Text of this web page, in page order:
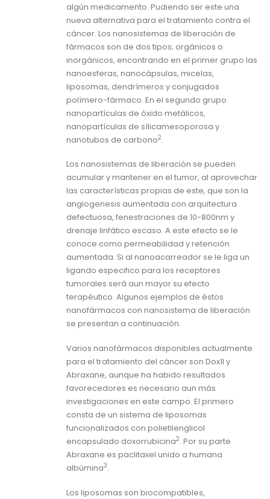
algún medicamento. Pudiendo ser este una
nueva alternativa para el tratamiento contra el
cáncer. Los nanosistemas de liberación de
fármacos son de dos tipos; orgánicos o
inorgánicos, encontrando en el primer grupo las
nanoesferas, nanocápsulas, micelas,
liposomas, dendrímeros y conjugados
polímero-fármaco. En el segundo grupo
nanopartículas de óxido metálicos,
nanopartículas de sílicamesoporosa y
nanotubos de carbono2.
Los nanosistemas de liberación se pueden
acumular y mantener en el tumor, al aprovechar
las características propias de este, que son la
angiogenesis aumentada con arquitectura
defectuosa, fenestraciones de 10-800nm y
drenaje linfático escaso. A este efecto se le
conoce como permeabilidad y retención
aumentada. Si al nanoacarreador se le liga un
ligando especifico para los receptores
tumorales será aun mayor su efecto
terapéutico. Algunos ejemplos de éstos
nanofármacos con nanosistema de liberación
se presentan a continuación.
Varios nanofármacos disponibles actualmente
para el tratamiento del cáncer son Dox1l y
Abraxane, aunque ha habido resultados
favorecedores es necesario aun más
investigaciones en este campo. El primero
consta de un sistema de liposomas
funcionalizados con polietilenglicol
encapsulado doxorrubicina2. Por su parte
Abraxane es paclitaxel unido a humana
albúmina3.
Los liposomas son biocompatibles,